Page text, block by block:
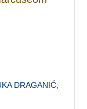
DRAGANIĆ